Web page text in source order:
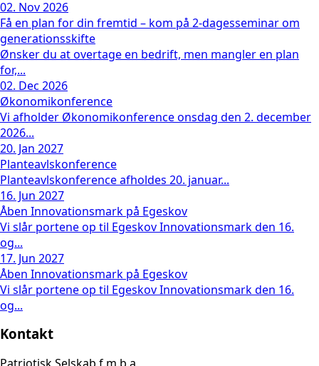
02. Nov 2026
Få en plan for din fremtid – kom på 2-dagesseminar om
generationsskifte
Ønsker du at overtage en bedrift, men mangler en plan
for,...
02. Dec 2026
Økonomikonference
Vi afholder Økonomikonference onsdag den 2. december
2026...
20. Jan 2027
Planteavlskonference
Planteavlskonference afholdes 20. januar...
16. Jun 2027
Åben Innovationsmark på Egeskov
Vi slår portene op til Egeskov Innovationsmark den 16.
og...
17. Jun 2027
Åben Innovationsmark på Egeskov
Vi slår portene op til Egeskov Innovationsmark den 16.
og...
Kontakt